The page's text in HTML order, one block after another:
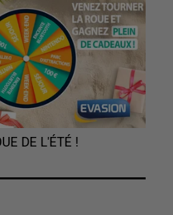
DE L'ÉTÉ !